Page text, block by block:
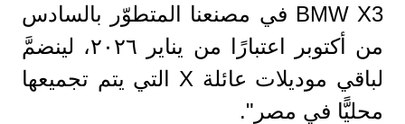
BMW X3 في مصنعنا المتطوّر بالسادس
من أكتوبر اعتبارًا من يناير ٢٠٢٦، لينضمَّ
لباقي موديلات عائلة X التي يتم تجميعها
محليًّا في مصر".